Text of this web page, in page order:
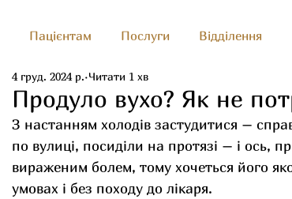
Пацієнтам Послуги Вiдділення
Продуло вухо? Як не
4 груд. 2024 р. Читати 1 хв
З настанням холодів застудитися –
по вулиці, посиділи на протязі – і ось,
вираженим болем, тому хочеться його
умовах і без походу до лікаря.